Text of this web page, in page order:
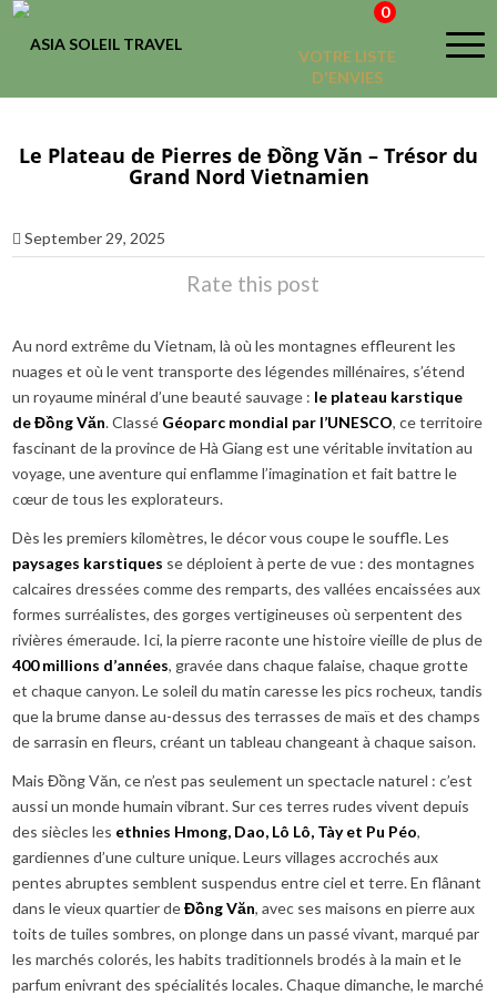
VOTRE LISTE
D'ENVIES
0
Le Plateau de Pierres de Đồng Văn – Trésor du
Grand Nord Vietnamien
September 29, 2025
Rate this post
Au nord extrême du Vietnam, là où les montagnes effleurent les
nuages et où le vent transporte des légendes millénaires, s’étend
un royaume minéral d’une beauté sauvage : le plateau karstique
de Đồng Văn. Classé Géoparc mondial par l’UNESCO, ce territoire
fascinant de la province de Hà Giang est une véritable invitation au
voyage, une aventure qui enflamme l’imagination et fait battre le
cœur de tous les explorateurs.
Dès les premiers kilomètres, le décor vous coupe le souffle. Les
paysages karstiques se déploient à perte de vue : des montagnes
calcaires dressées comme des remparts, des vallées encaissées aux
formes surréalistes, des gorges vertigineuses où serpentent des
rivières émeraude. Ici, la pierre raconte une histoire vieille de plus de
400 millions d’années, gravée dans chaque falaise, chaque grotte
et chaque canyon. Le soleil du matin caresse les pics rocheux, tandis
que la brume danse au-dessus des terrasses de maïs et des champs
de sarrasin en fleurs, créant un tableau changeant à chaque saison.
Mais Đồng Văn, ce n’est pas seulement un spectacle naturel : c’est
aussi un monde humain vibrant. Sur ces terres rudes vivent depuis
des siècles les ethnies Hmong, Dao, Lô Lô, Tày et Pu Péo,
gardiennes d’une culture unique. Leurs villages accrochés aux
pentes abruptes semblent suspendus entre ciel et terre. En flânant
dans le vieux quartier deĐồng Văn, avec ses maisons en pierre aux
toits de tuiles sombres, on plonge dans un passé vivant, marqué par
les marchés colorés, les habits traditionnels brodés à la main et le
parfum enivrant des spécialités locales. Chaque dimanche, le marché